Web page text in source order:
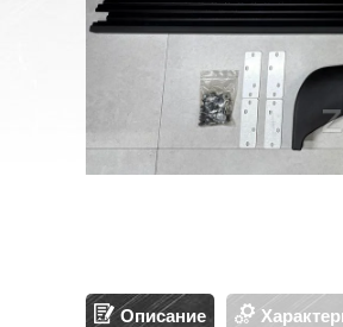
Описание